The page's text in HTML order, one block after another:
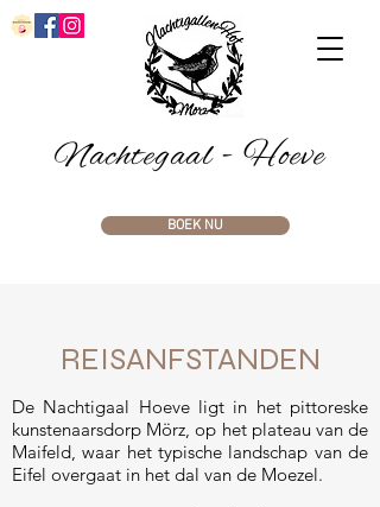
Nachtegaal - Hoeve
BOEK NU
REISANFSTANDEN
De Nachtigaal Hoeve ligt in het pittoreske
kunstenaarsdorp Mörz, op het plateau van de
Maifeld, waar het typische landschap van de
Eifel overgaat in het dal van de Moezel.